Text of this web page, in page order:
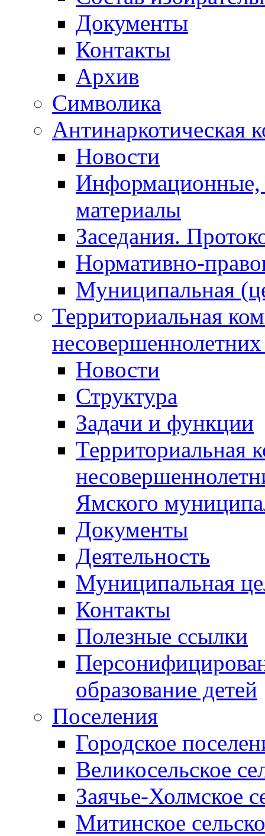
Документы
Контакты
Архив
Символика
Антинаркотическая
Новости
Информационные,
материалы
Заседания.
Нормативно-
Муниципальная
Территориальная
Новости
Структура
Задачи и функции
Территориальная
Ямского
Документы
Деятельность
Муниципальная
Контакты
Полезные ссылки
образование детей
Поселения
Городское
Великосельское
Заячье-Холмское
Митинское